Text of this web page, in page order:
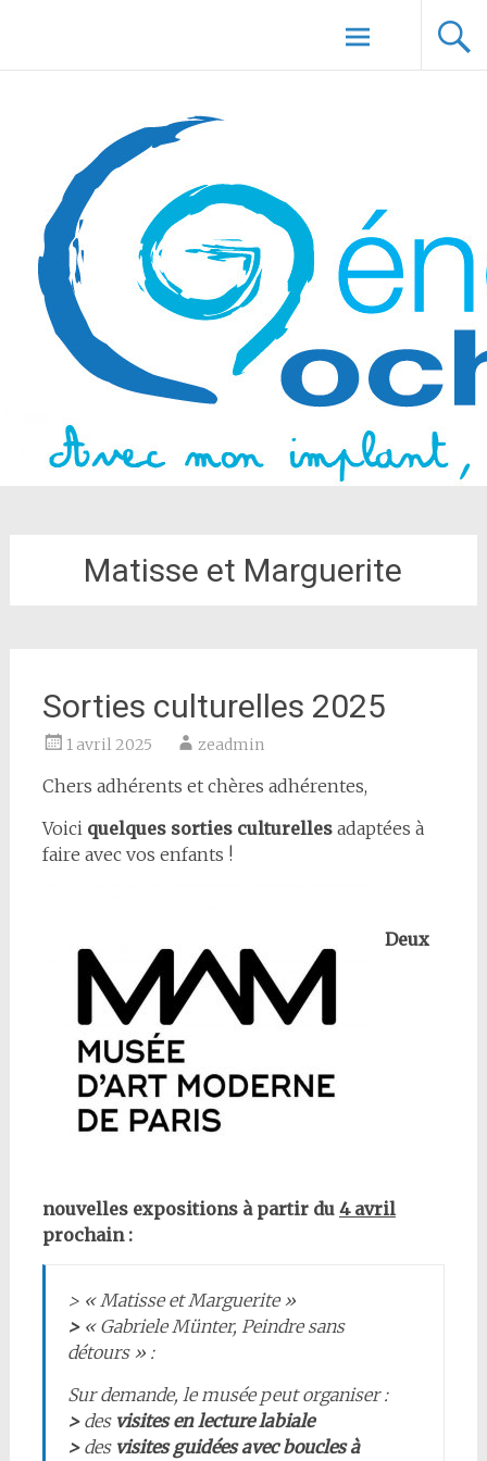
Aller au
contenu
principal
Matisse et Marguerite
Sorties culturelles 2025
1 avril 2025 zeadmin
Chers adhérents et chères adhérentes,
Voici quelques sorties culturellesadaptées à
faire avec vos enfants !
Deux
nouvelles expositions à partir du 4 avril
prochain :
> «Matisse et Marguerite»
> « Gabriele Münter, Peindre sans
détours» :
Sur demande, le musée peut organiser :
>des visites en lecture labiale
>des visites guidées avec boucles à